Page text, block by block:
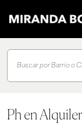
Buscar por Barrio o
Ph en